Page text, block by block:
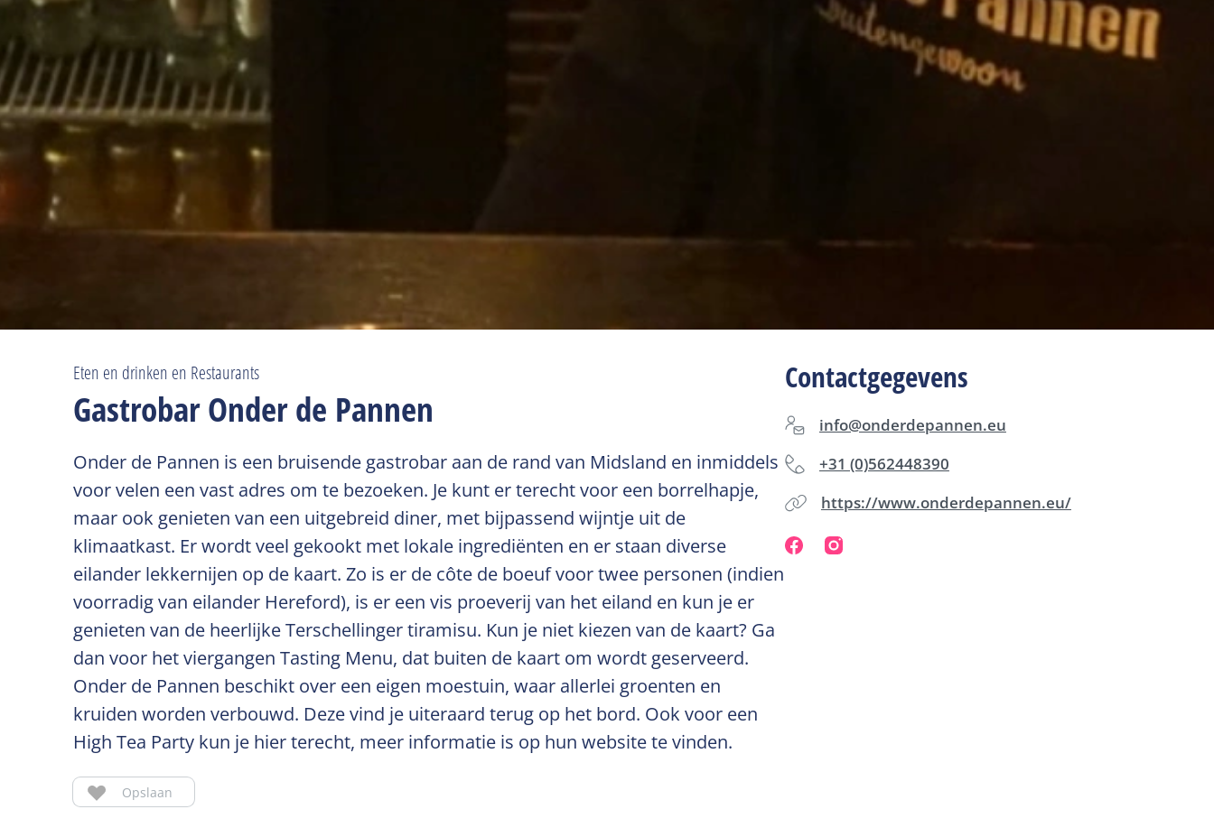
Eten en drinken en Restaurants
Gastrobar Onder de Pannen
Onder de Pannen is een bruisende gastrobar aan de rand van Midsland en inmiddels
voor velen een vast adres om te bezoeken. Je kunt er terecht voor een borrelhapje,
maar ook genieten van een uitgebreid diner, met bijpassend wijntje uit de
klimaatkast. Er wordt veel gekookt met lokale ingrediënten en er staan diverse
eilander lekkernijen op de kaart. Zo is er de côte de boeuf voor twee personen (indien
voorradig van eilander Hereford), is er een vis proeverij van het eiland en kun je er
genieten van de heerlijke Terschellinger tiramisu. Kun je niet kiezen van de kaart? Ga
dan voor het viergangen Tasting Menu, dat buiten de kaart om wordt geserveerd.
Onder de Pannen beschikt over een eigen moestuin, waar allerlei groenten en
kruiden worden verbouwd. Deze vind je uiteraard terug op het bord. Ook voor een
High Tea Party kun je hier terecht, meer informatie is op hun website te vinden.
Opslaan
Contactgegevens
info@onderdepannen.eu
+31 (0)562448390
https://www.onderdepannen.eu/